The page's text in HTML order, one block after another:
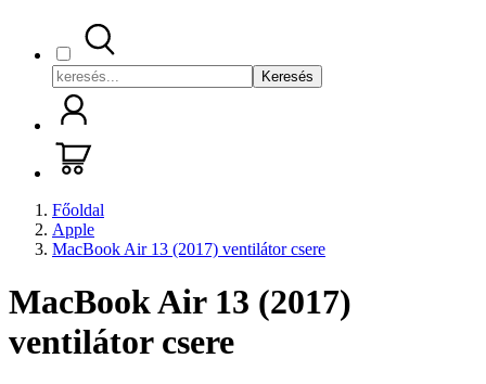
Keresés
Főoldal
Apple
MacBook Air 13 (2017) ventilátor csere
MacBook Air 13 (2017)
ventilátor csere